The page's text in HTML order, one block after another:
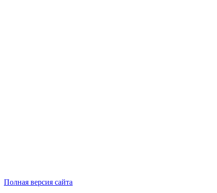
Полная версия сайта